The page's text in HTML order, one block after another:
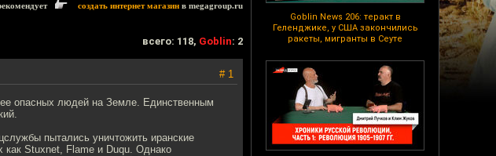
Goblin News 206: теракт в
Геленджике, у США закончились
ракеты, мигранты в Сеуте
создать интернет магазин в megagroup.ru
всего: 118, Goblin: 2
# 1
опасных людей на Земле. Единственным
пытались уничтожить иранские
как Stuxnet, Flame и Duqu. Однако